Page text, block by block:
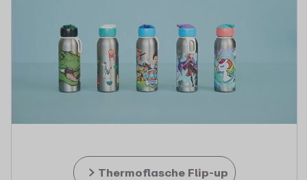
Thermoflasche Flip-up